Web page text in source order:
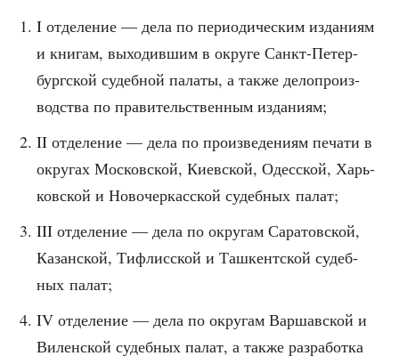
I отде­ле­ние — дела по пери­о­ди­че­ским изда­ни­ям
и кни­гам, выхо­див­шим в окру­ге Санкт-Петер­
бург­ской судеб­ной пала­ты, а так­же дело­про­из­
вод­ства по пра­ви­тель­ствен­ным изданиям;
II отде­ле­ние — дела по про­из­ве­де­ни­ям печа­ти в
окру­гах Мос­ков­ской, Киев­ской, Одес­ской, Харь­
ков­ской и Ново­чер­кас­ской судеб­ных палат;
III отде­ле­ние — дела по окру­гам Сара­тов­ской,
Казан­ской, Тифлис­ской и Таш­кент­ской судеб­
ных палат;
IV отде­ле­ние — дела по окру­гам Вар­шав­ской и
Вилен­ской судеб­ных палат, а так­же раз­ра­бот­ка